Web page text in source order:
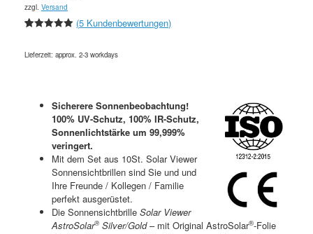
zzgl. Versand
customer
(5 Kundenbewertungen)
Lieferzeit: approx. 2-3 workdays
Sicherere Sonnenbeobachtung!
100% UV-Schutz, 100% IR-Schutz,
Sonnenlichtstärke um 99,999%
veringert.
Mit dem Set aus 10St. Solar Viewer
Sonnensichtbrillen sind Sie und und
Ihre Freunde / Kollegen / Familie
perfekt ausgerüstet.
Die Sonnensichtbrille Solar Viewer
AstroSolar® Silver/Gold– mit Original AstroSolar®-Folie